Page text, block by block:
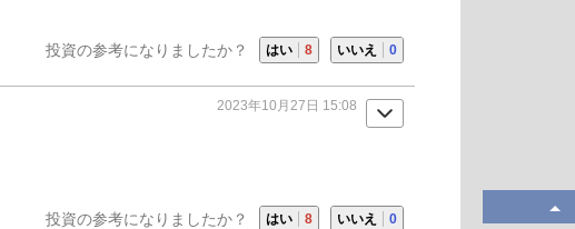
投資の参考になりましたか？ はい 8 いいえ 0
2023年10月27日 15:08
投資の参考になりましたか？ はい 8 いいえ 0